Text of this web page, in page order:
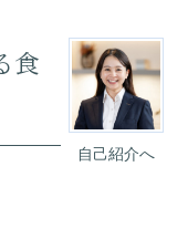
自己紹介へ
食